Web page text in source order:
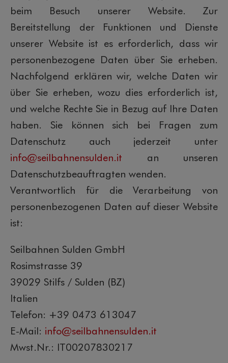
beim Besuch unserer Website. Zur
Bereitstellung der Funktionen und Dienste
unserer Website ist es erforderlich, dass wir
personenbezogene Daten über Sie erheben.
Nachfolgend erklären wir, welche Daten wir
über Sie erheben, wozu dies erforderlich ist,
und welche Rechte Sie in Bezug auf Ihre Daten
haben. Sie können sich bei Fragen zum
Datenschutz auch jederzeit unter
info@seilbahnensulden.it an unseren
Datenschutzbeauftragten wenden.
Verantwortlich für die Verarbeitung von
personenbezogenen Daten auf dieser Website
ist:
Seilbahnen Sulden GmbH
Rosimstrasse 39
39029 Stilfs / Sulden (BZ)
Italien
Telefon: +39 0473 613047
E-Mail: info@seilbahnensulden.it
Mwst.Nr.: IT00207830217